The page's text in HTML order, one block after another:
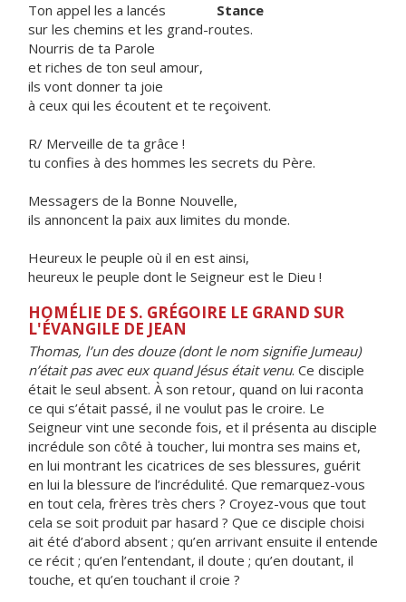
Ton appel les a lancés Stance
sur les chemins et les grand-routes.
Nourris de ta Parole
et riches de ton seul amour,
ils vont donner ta joie
à ceux qui les écoutent et te reçoivent.
R/ Merveille de ta grâce !
tu confies à des hommes les secrets du Père.
Messagers de la Bonne Nouvelle,
ils annoncent la paix aux limites du monde.
Heureux le peuple où il en est ainsi,
heureux le peuple dont le Seigneur est le Dieu !
HOMÉLIE DE S. GRÉGOIRE LE GRAND SUR
L'ÉVANGILE DE JEAN
Thomas, l’un des douze (dont le nom signifie Jumeau)
n’était pas avec eux quand Jésus était venu. Ce disciple
était le seul absent. À son retour, quand on lui raconta
ce qui s’était passé, il ne voulut pas le croire. Le
Seigneur vint une seconde fois, et il présenta au disciple
incrédule son côté à toucher, lui montra ses mains et,
en lui montrant les cicatrices de ses blessures, guérit
en lui la blessure de l’incrédulité. Que remarquez-vous
en tout cela, frères très chers ? Croyez-vous que tout
cela se soit produit par hasard ? Que ce disciple choisi
ait été d’abord absent ; qu’en arrivant ensuite il entende
ce récit ; qu’en l’entendant, il doute ; qu’en doutant, il
touche, et qu’en touchant il croie ?